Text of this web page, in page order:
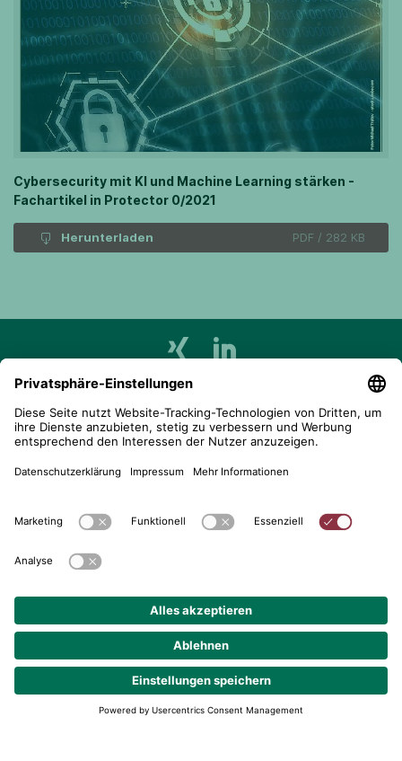
Cybersecurity mit KI und Machine Learning stärken -
Fachartikel in Protector 0/2021
Herunterladen PDF / 282 KB
telent GmbH
Gerberstraße 34, 71522 Backnang
+49 (0) 7191 900 - 2202
© 2026 telent GmbH. Alle Rechte vorbehalten.
Datenschutz Impressum AGB Cookie-Einstellungen